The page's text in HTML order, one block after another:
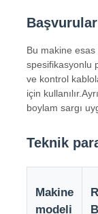
Bize ulaşın
Haberler
Teklif isteği
Ekstrüzyon
Başvurular
Bu makine
spesifikasyonlu
ve kontrol
için
boylam sargı
Teknik
Makine
modeli